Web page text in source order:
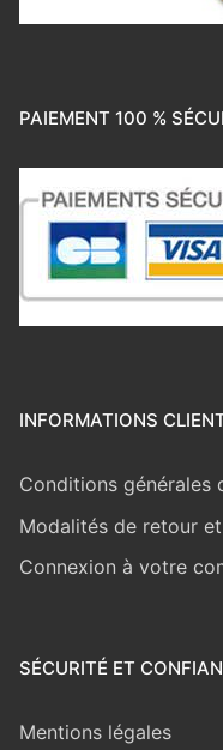
PAIEMENT 100 %
INFORMATIONS
Conditions générales
Modalités de retour
Connexion à votre
SÉCURITÉ ET
Mentions légales